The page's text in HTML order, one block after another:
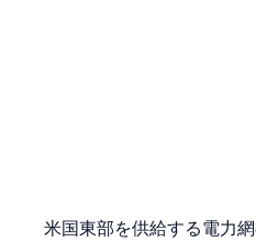
米国東部を供給する電力